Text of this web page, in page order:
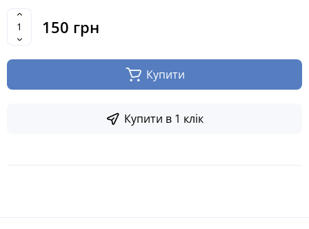
150 грн
Купити
Купити в 1 клік